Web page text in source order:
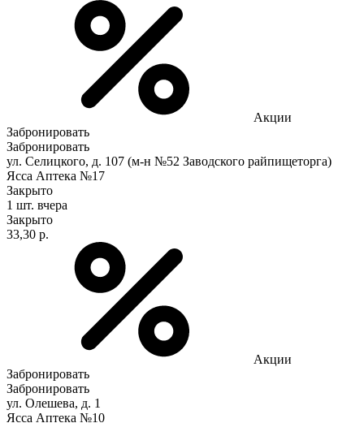
Акции
Забронировать
Забронировать
ул. Селицкого, д. 107 (м-н №52 Заводского райпищеторга)
Ясса Аптека №17
Закрыто
1 шт. вчера
Закрыто
33,30 р.
Акции
Забронировать
Забронировать
ул. Олешева, д. 1
Ясса Аптека №10